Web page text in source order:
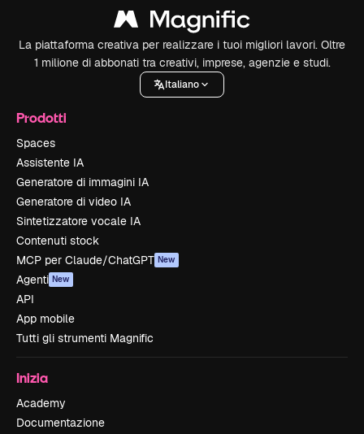
La piattaforma creativa per realizzare i tuoi migliori lavori. Oltre
1 milione di abbonati tra creativi, imprese, agenzie e studi.
Italiano
Prodotti
Spaces
Assistente IA
Generatore di immagini IA
Generatore di video IA
Sintetizzatore vocale IA
Contenuti stock
MCP per Claude/ChatGPT New
Agenti New
API
App mobile
Tutti gli strumenti Magnific
Inizia
Academy
Documentazione